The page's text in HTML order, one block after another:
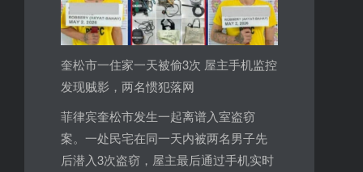
奎松市一住家一天被偷3次 屋主手机监控
发现贼影，两名惯犯落网
菲律宾奎松市发生一起离谱入室盗窃
案。一处民宅在同一天内被两名男子先
后潜入3次盗窃，屋主最后通过手机实时